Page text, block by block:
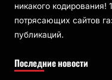
никакого
потрясающих сайтов
публикаций.
Последние новости